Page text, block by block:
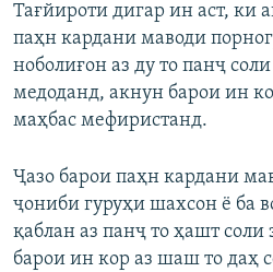
Тағйироти дигар ин аст, ки
паҳн кардани маводи
ноболиғон аз ду то панҷ
медоданд, акнун барои ин
маҳбас мефиристанд.
Ҷазо барои паҳн кардани
ҷониби гуруҳи шахсон ё ба
қаблан аз панҷ то ҳашт
барои ин кор аз шаш то даҳ